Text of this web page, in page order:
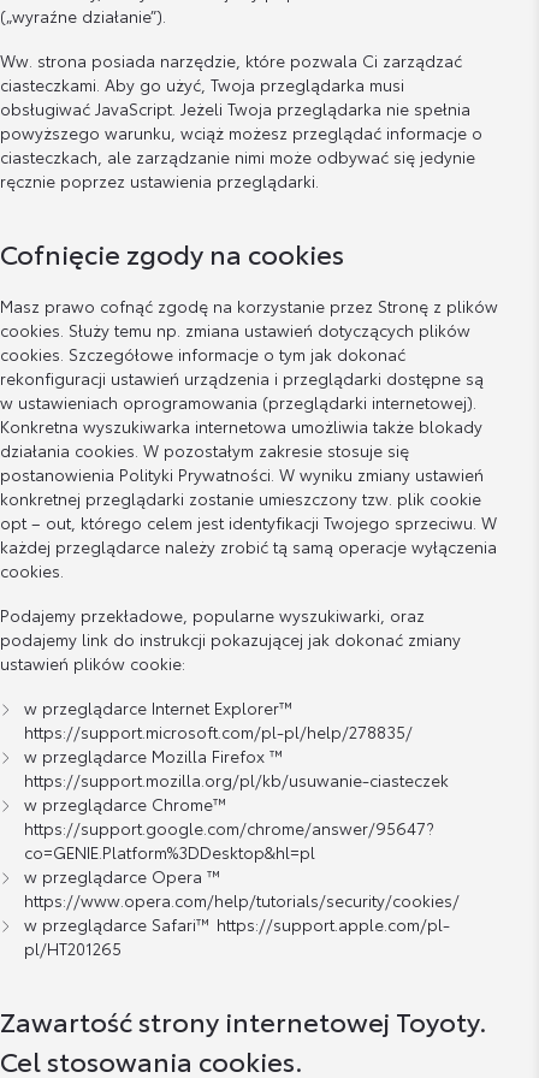
(„wyraźne działanie”).
Ww. strona posiada narzędzie, które pozwala Ci zarządzać
ciasteczkami. Aby go użyć, Twoja przeglądarka musi
obsługiwać JavaScript. Jeżeli Twoja przeglądarka nie spełnia
powyższego warunku, wciąż możesz przeglądać informacje o
ciasteczkach, ale zarządzanie nimi może odbywać się jedynie
ręcznie poprzez ustawienia przeglądarki.
Cofnięcie zgody na cookies
Masz prawo cofnąć zgodę na korzystanie przez Stronę z plików
cookies. Służy temu np. zmiana ustawień dotyczących plików
cookies. Szczegółowe informacje o tym jak dokonać
rekonfiguracji ustawień urządzenia i przeglądarki dostępne są
w ustawieniach oprogramowania (przeglądarki internetowej).
Konkretna wyszukiwarka internetowa umożliwia także blokady
działania cookies. W pozostałym zakresie stosuje się
postanowienia Polityki Prywatności. W wyniku zmiany ustawień
konkretnej przeglądarki zostanie umieszczony tzw. plik cookie
opt – out, którego celem jest identyfikacji Twojego sprzeciwu. W
każdej przeglądarce należy zrobić tą samą operacje wyłączenia
cookies.
Podajemy przekładowe, popularne wyszukiwarki, oraz
podajemy link do instrukcji pokazującej jak dokonać zmiany
ustawień plików cookie:
w przeglądarce Internet Explorer™
https://support.microsoft.com/pl-pl/help/278835/
w przeglądarce Mozilla Firefox ™
https://support.mozilla.org/pl/kb/usuwanie-ciasteczek
w przeglądarce Chrome™
https://support.google.com/chrome/answer/95647?
co=GENIE.Platform%3DDesktop&hl=pl
w przeglądarce Opera ™
https://www.opera.com/help/tutorials/security/cookies/
w przeglądarce Safari™ https://support.apple.com/pl-
pl/HT201265
Zawartość strony internetowej Toyoty.
Cel stosowania cookies.